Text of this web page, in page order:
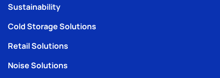
Sustainability
Cold Storage Solutions
Retail Solutions
Noise Solutions